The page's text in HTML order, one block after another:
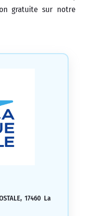
gratuite sur notre
17460 La